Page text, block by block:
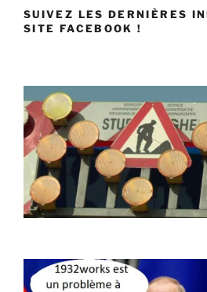
SUIVEZ LES DERNIÈRES
SITE FACEBOOK !